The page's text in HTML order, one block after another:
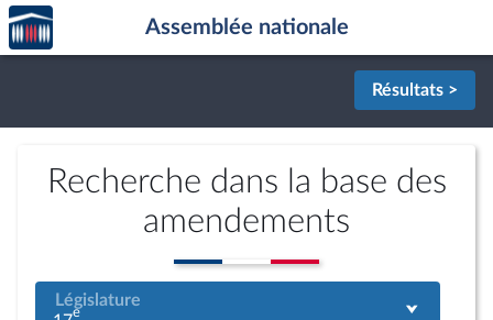
Aller au contenu
Aller en bas de la page
Accèder
à la
page
Assemblée nationale
Résultats >
Recherche dans la base des
amendements
Législature
e